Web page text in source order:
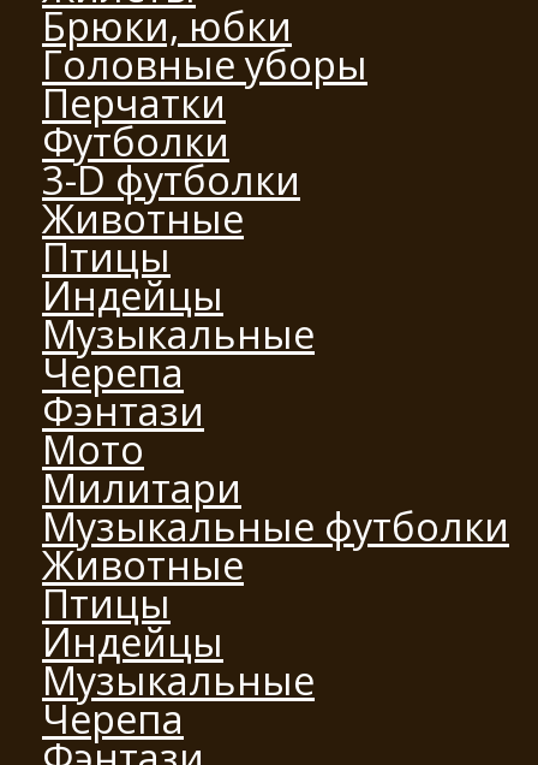
Брюки, юбки
Головные уборы
Перчатки
Футболки
3-D футболки
Животные
Птицы
Индейцы
Музыкальные
Черепа
Фэнтази
Мото
Милитари
Музыкальные футболки
Животные
Птицы
Индейцы
Музыкальные
Черепа